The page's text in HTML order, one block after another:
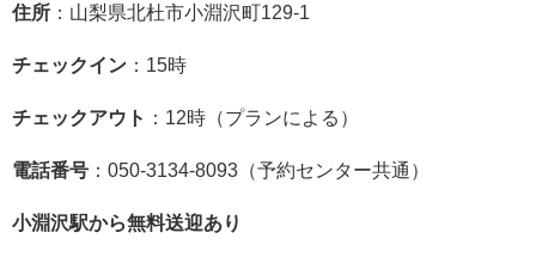
住所 ：山梨県北杜市小淵沢町129-1
チェックイン ：15時
チェックアウト ：12時（プランによる）
電話番号 ：050-3134-8093（予約センター共通）
小淵沢駅から無料送迎あり